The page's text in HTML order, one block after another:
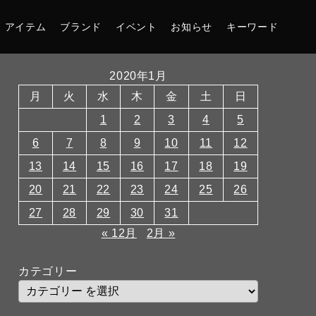
アイテム ブランド イベント お知らせ キーワード
2020年1月
月
火 水 木 金 土
日
1
2 3 4
5
6
7 8 9 10 11
12
13
14 15 16 17 18
19
20
21 22 23 24 25
26
27
28 29 30
31
« 12月
2月 »
カテゴリー